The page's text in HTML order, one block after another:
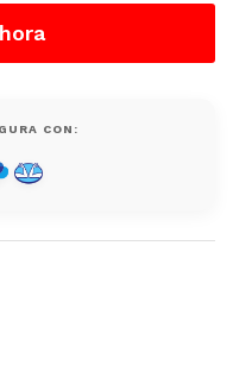
CON: